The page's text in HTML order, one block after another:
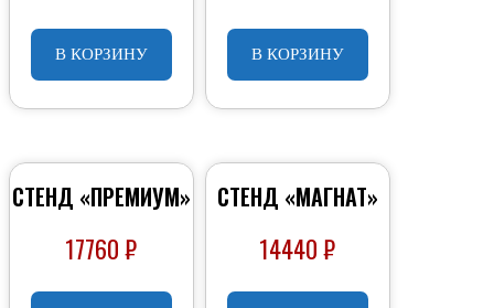
В КОРЗИНУ В КОРЗИНУ
СТЕНД «ПРЕМИУМ»
17760₽
СТЕНД «МАГНАТ»
14440₽